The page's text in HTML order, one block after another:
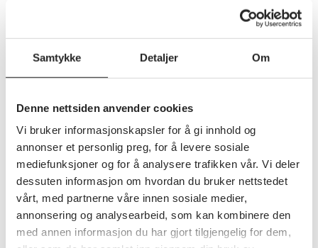
Samtykke Detaljer Om
Denne nettsiden anvender cookies
Vi bruker informasjonskapsler for å gi innhold og
annonser et personlig preg, for å levere sosiale
mediefunksjoner og for å analysere trafikken vår. Vi deler
dessuten informasjon om hvordan du bruker nettstedet
vårt, med partnerne våre innen sosiale medier,
annonsering og analysearbeid, som kan kombinere den
med annen informasjon du har gjort tilgjengelig for dem,
Nordiske
samarbeidskomiteen
søsterorganisasjoner i Sverige, Danmark, Finland, Island
og Færøyene.
NRKs brukerråd
Pensjonistforbundet sitter i NRKs brukerråd sammen med
LUPE (Landsforeningen for Utviklingshemmede og
pårørende), LSHDB (Landsforbundet for kombinert syns-
og hørselshemmede/døvblinde), Blindeforbundet,